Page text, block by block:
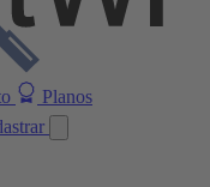
Planos